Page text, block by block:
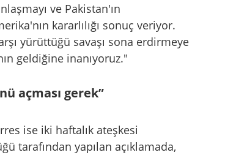
ve Pakistan'ın
kararlılığı sonuç veriyor.
yürüttüğü savaşı sona erdirmeye
geldiğine inanıyoruz."
açması gerek”
ise iki haftalık ateşkesi
tarafından yapılan açıklamada,